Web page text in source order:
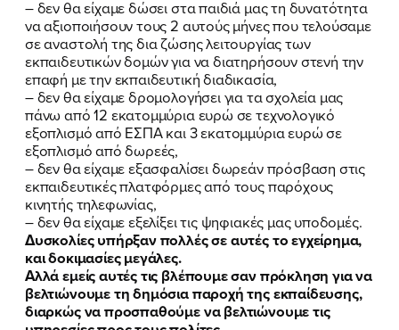
ΝΕΑ
ΕΛΑ ΚΙ ΕΣΥ
FB IN TW YT
– δεν θα είχαμε δώσει στα παιδιά μας τη δυνατότητα
να αξιοποιήσουν τους 2 αυτούς μήνες που τελούσαμε
σε αναστολή της δια ζώσης λειτουργίας των
εκπαιδευτικών δομών για να διατηρήσουν στενή την
επαφή με την εκπαιδευτική διαδικασία,
– δεν θα είχαμε δρομολογήσει για τα σχολεία μας
πάνω από 12 εκατομμύρια ευρώ σε τεχνολογικό
εξοπλισμό από ΕΣΠΑ και 3 εκατομμύρια ευρώ σε
εξοπλισμό από δωρεές,
– δεν θα είχαμε εξασφαλίσει δωρεάν πρόσβαση στις
εκπαιδευτικές πλατφόρμες από τους παρόχους
κινητής τηλεφωνίας,
– δεν θα είχαμε εξελίξει τις ψηφιακές μας υποδομές.
Δυσκολίες υπήρξαν πολλές σε αυτές το εγχείρημα,
και δοκιμασίες μεγάλες.
Αλλά εμείς αυτές τις βλέπουμε σαν πρόκληση για να
βελτιώνουμε τη δημόσια παροχή της εκπαίδευσης,
διαρκώς να προσπαθούμε να βελτιώνουμε τις